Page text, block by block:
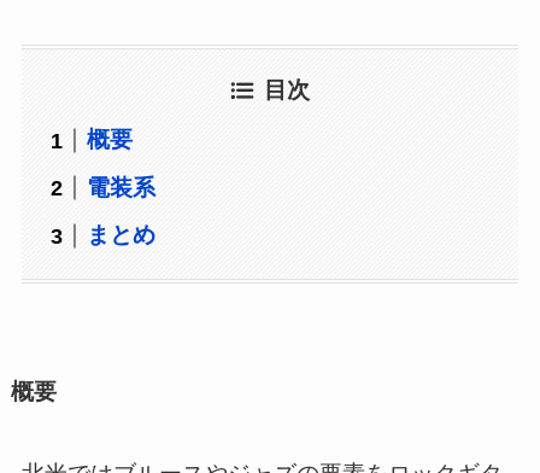
目次
概要
電装系
まとめ
概要